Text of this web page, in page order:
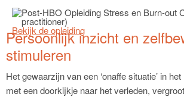
Bekijk de opleiding
Persoonlijk inzicht en
stimuleren
Het gewaarzijn van een ‘onaffe situatie’ in
met een doorkijkje naar het verleden,